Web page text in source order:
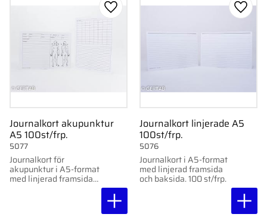
Journalkort akupunktur
A5 100st/frp.
Journalkort för
akupunktur i A5-format
med linjerad framsida
5077
Add to favorites
Journalkort linjerade A5
100st/frp.
Journalkort i A5-format
med linjerad framsida
och baksida. 100 st/frp.
5076
Add